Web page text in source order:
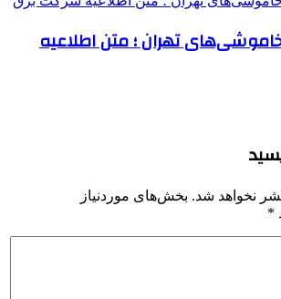
خاموشی‌های تهران ؛ متن اطلاعیه
نخواهد شد. بخش‌های موردنیاز
*